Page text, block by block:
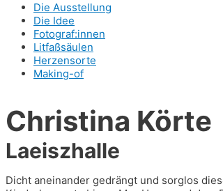
Die Aus­stel­lung
Die Idee
Fotograf:innen
Lit­faß­säu­len
Her­zens­or­te
Making-of
Chris­ti­na Körte
Laeiszhal­le
Dicht anein­an­der gedrängt und sorg­los